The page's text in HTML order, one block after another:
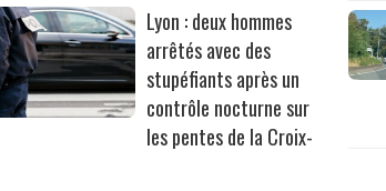
Lyon : deux hommes
arrêtés avec des
stupéfiants après un
contrôle nocturne sur
les pentes de la Croix-